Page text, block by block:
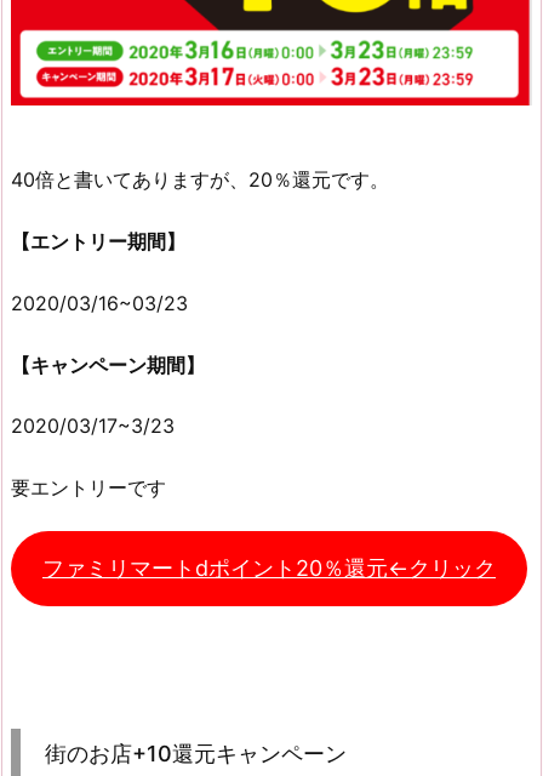
40倍と書いてありますが、20％還元です。
【エントリー期間】
2020/03/16~03/23
【キャンペーン期間】
2020/03/17~3/23
要エントリーです
ファミリマートdポイント20％還元←クリック
街のお店+10還元キャンペーン